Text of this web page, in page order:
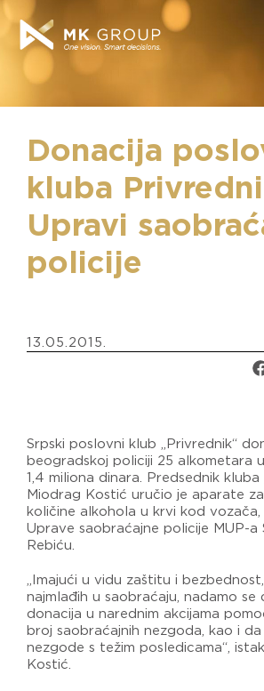
Donacija
kluba
Upravi
policije
13.05.2015.
Srpski poslovni klub „Privrednik“
beogradskoj policiji 25 alkometara
1,4 miliona dinara. Predsednik kluba
Miodrag Kostić uručio je aparate
količine alkohola u krvi kod vozača,
Uprave saobraćajne policije MUP-a
Rebiću.
„Imajući u vidu zaštitu i
najmlađih u saobraćaju, nadamo se
donacija u narednim akcijama
broj saobraćajnih nezgoda, kao i
nezgode s težim posledicama“,
Kostić.